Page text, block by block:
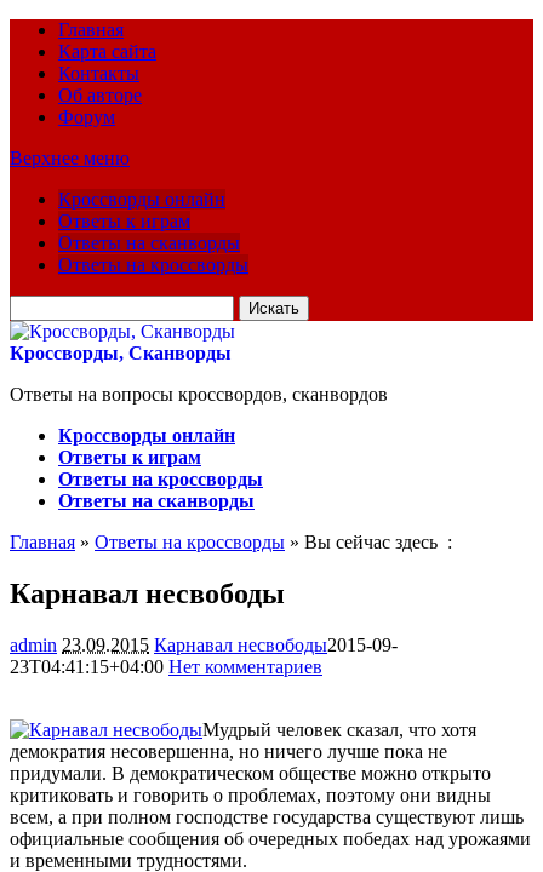
Главная
Карта сайта
Контакты
Об авторе
Форум
Верхнее меню
Кроссворды онлайн
Ответы к играм
Ответы на сканворды
Ответы на кроссворды
для:
Кроссворды, Сканворды
Ответы на вопросы кроссвордов, сканвордов
Кроссворды онлайн
Ответы к играм
Ответы на кроссворды
Ответы на сканворды
Главная » Ответы на кроссворды » Вы сейчас здесь :
Карнавал несвободы
admin 23.09.2015 Карнавал несвободы2015-09-
23T04:41:15+04:00 Нет комментариев
Мудрый человек сказал, что хотя
демократия несовершенна, но ничего лучше пока не
придумали. В демократическом обществе можно открыто
критиковать и говорить о проблемах, поэтому они видны
всем, а при полном господстве государства существуют лишь
официальные сообщения об очередных победах над урожаями
и временными трудностями.